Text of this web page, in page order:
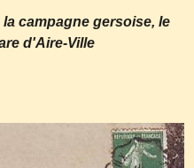
campagne gersoise, le
d'Aire-Ville